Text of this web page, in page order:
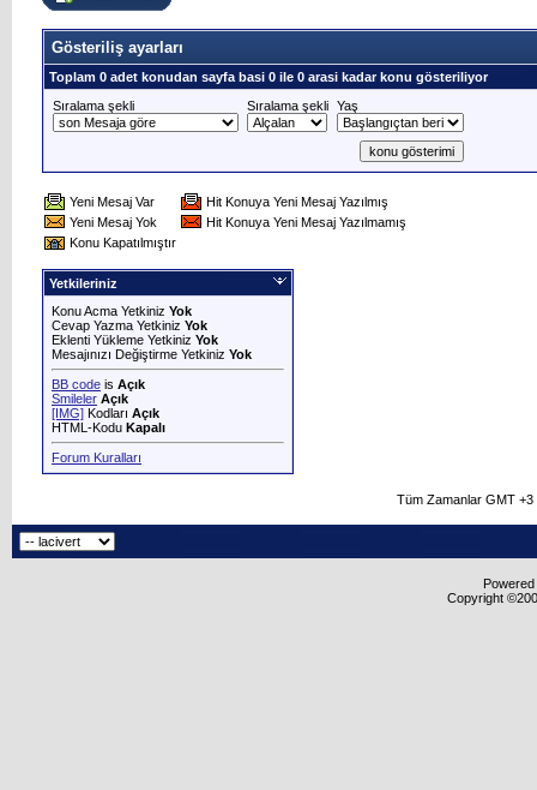
Gösteriliş ayarları
Toplam 0 adet konudan sayfa basi 0 ile 0 arasi kadar konu gösteriliyor
Sıralama şekli
Sıralama şekli Yaş
Yeni Mesaj Var
Hit Konuya Yeni Mesaj Yazılmış
Yeni Mesaj Yok
Hit Konuya Yeni Mesaj Yazılmamış
Konu Kapatılmıştır
Yetkileriniz
Konu Acma Yetkiniz Yok
Cevap Yazma Yetkiniz Yok
Eklenti Yükleme Yetkiniz Yok
Mesajınızı Değiştirme Yetkiniz Yok
BB code is Açık
Smileler Açık
[IMG] Kodları Açık
HTML-Kodu Kapalı
Forum Kuralları
Tüm Zamanlar GMT
Copyright